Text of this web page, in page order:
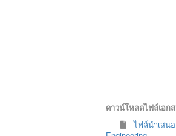
ดาวน์โหลดไฟล์เอก
ไฟล์นำเสนอ